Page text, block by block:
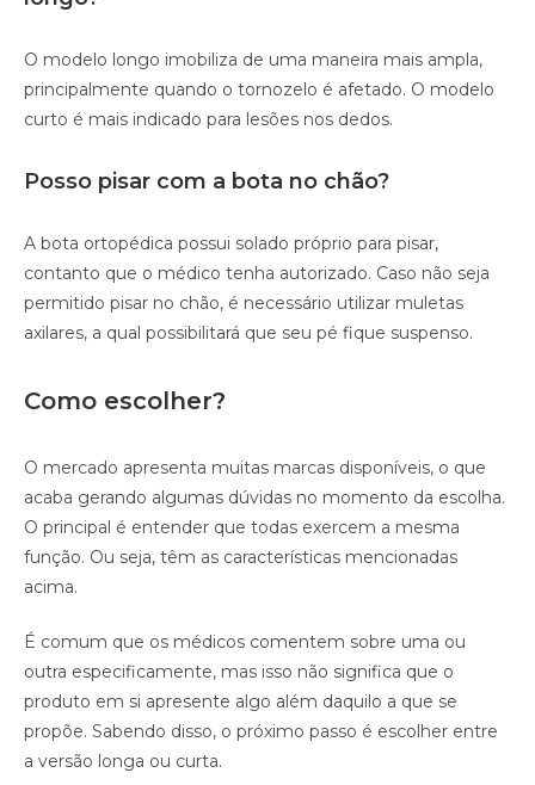
O modelo longo imobiliza de uma maneira mais ampla,
principalmente quando o tornozelo é afetado. O modelo
curto é mais indicado para lesões nos dedos.
Posso pisar com a bota no chão?
A bota ortopédica possui solado próprio para pisar,
contanto que o médico tenha autorizado. Caso não seja
permitido pisar no chão, é necessário utilizar muletas
axilares, a qual possibilitará que seu pé fique suspenso.
Como escolher?
O mercado apresenta muitas marcas disponíveis, o que
acaba gerando algumas dúvidas no momento da escolha.
O principal é entender que todas exercem a mesma
função. Ou seja, têm as características mencionadas
acima.
É comum que os médicos comentem sobre uma ou
outra especificamente, mas isso não significa que o
produto em si apresente algo além daquilo a que se
propõe. Sabendo disso, o próximo passo é escolher entre
a versão longa ou curta.